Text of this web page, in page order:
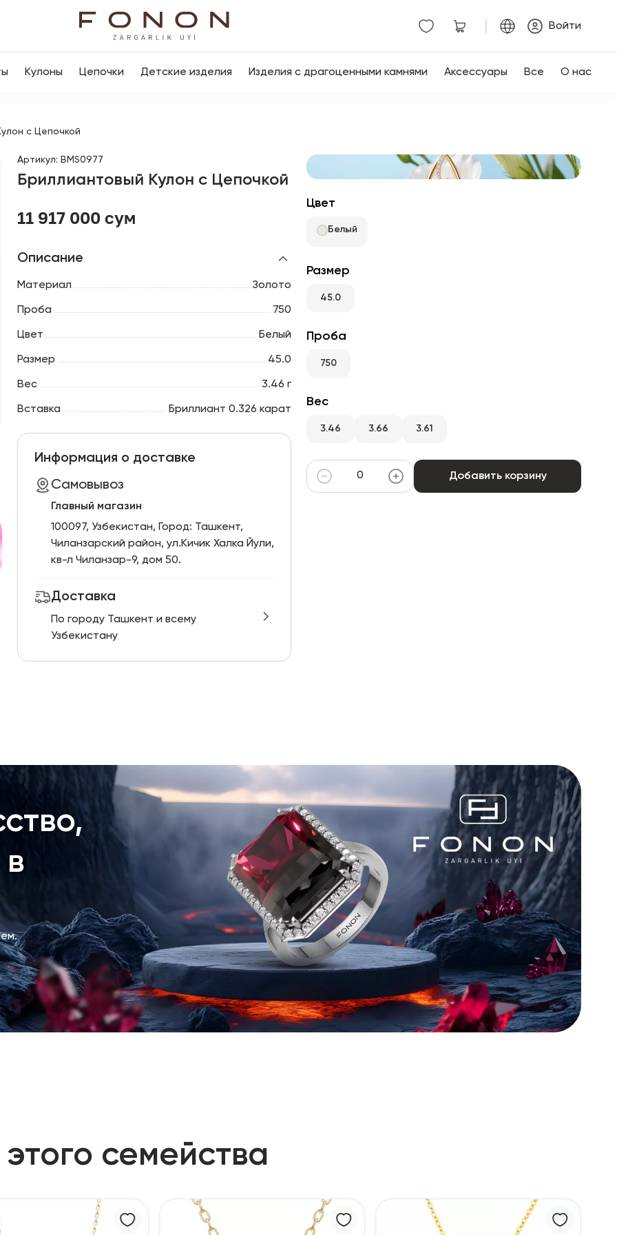
Войти
Кулоны Цепочки Детские изделия Изделия с драгоценными камнями Аксессуары Все О нас
с Цепочкой
Артикул: BMS0977
Бриллиантовый Кулон с Цепочкой
11 917 000 сум
Описание
Материал Золото
Проба 750
Цвет Белый
Размер 45.0
Вес 3.46 г
Вставка Бриллиант 0.326 карат
Информация о доставке
Самовывоз
Главный магазин
100097, Узбекистан, Город: Ташкент,
Чиланзарский pайон, ул.Кичик Халка Йули,
кв-л Чиланзар-9, дом 50.
Доставка
По городу Ташкент и всему
Узбекистану
Цвет
Белый
Размер
45.0
Проба
750
Вес
3.46 3.66 3.61
Добавить корзину
семейства